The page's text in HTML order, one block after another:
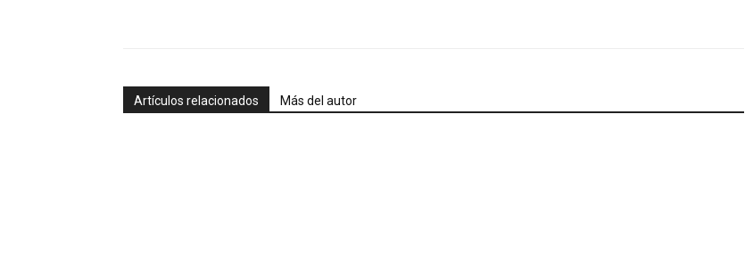
Artículos relacionados Más del autor